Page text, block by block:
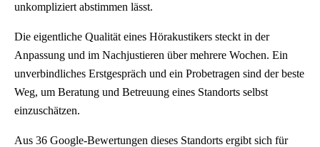
unkompliziert abstimmen lässt.
Die eigentliche Qualität eines Hörakustikers steckt in der
Anpassung und im Nachjustieren über mehrere Wochen. Ein
unverbindliches Erstgespräch und ein Probetragen sind der beste
Weg, um Beratung und Betreuung eines Standorts selbst
einzuschätzen.
Aus 36 Google-Bewertungen dieses Standorts ergibt sich für